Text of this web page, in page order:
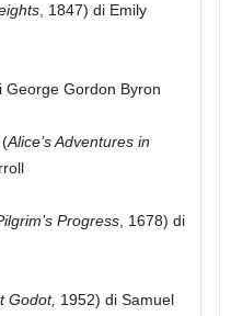
, 1847) di Emily
George Gordon Byron
(Alice’s Adventures in
Progress , 1678) di
Godot, 1952) di Samuel